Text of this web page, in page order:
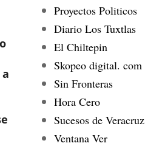
Proyectos Politicos
Diario Los Tuxtlas
El Chiltepin
Skopeo digital. com
Sin Fronteras
Hora Cero
Sucesos de Veracruz
Ventana Ver